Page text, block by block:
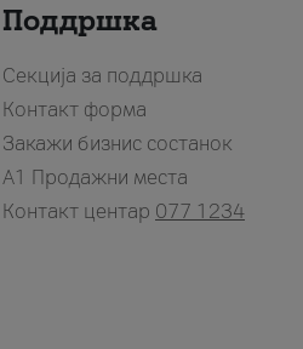
Поддршка
Секција за поддршка
Контакт форма
Закажи бизнис состанок
A1 Продажни места
Контакт центар 077 1234